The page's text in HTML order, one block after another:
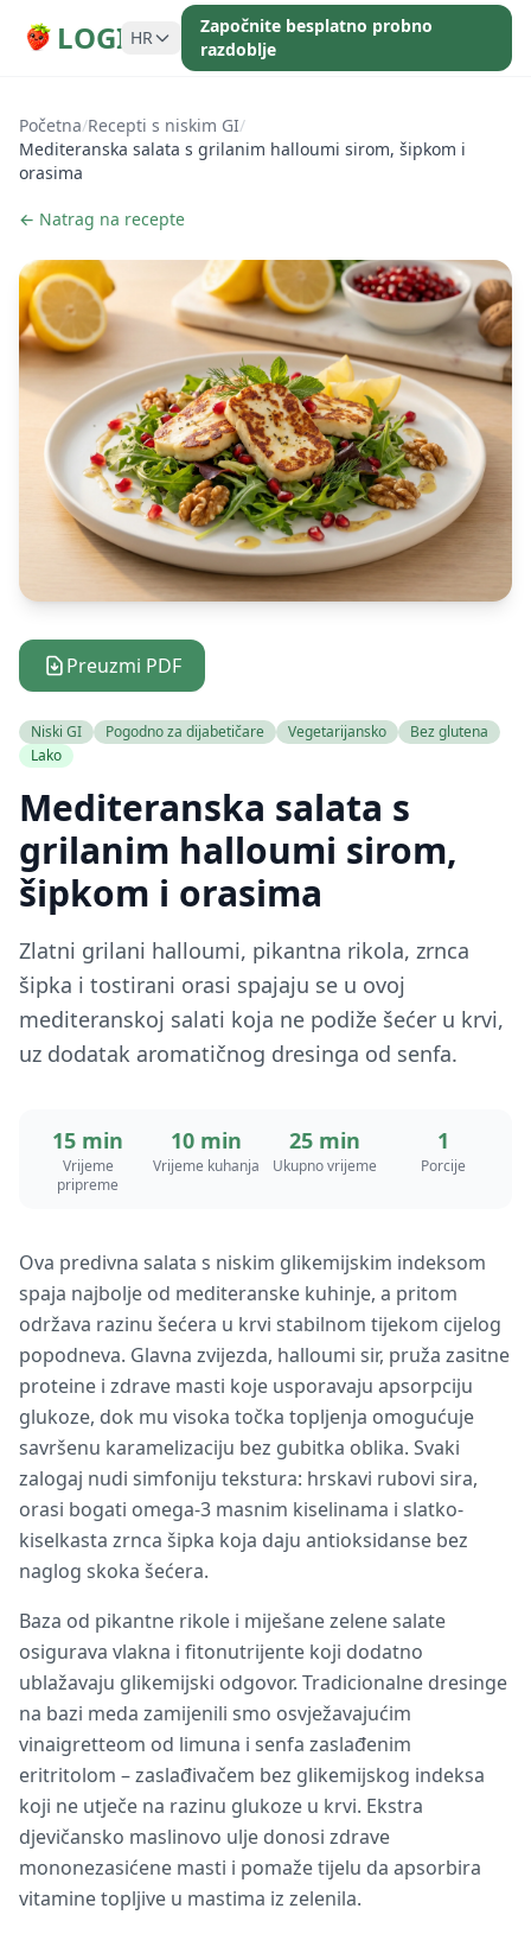
LOGI HR
Započnite besplatno probno
razdoblje
Početna/Recepti s niskim GI/
Mediteranska salata s grilanim halloumi sirom, šipkom i
orasima
← Natrag na recepte
Preuzmi PDF
Niski GI Pogodno za dijabetičare Vegetarijansko
Bez glutena
Lako
Mediteranska salata s
grilanim halloumi sirom,
šipkom i orasima
Zlatni grilani halloumi, pikantna rikola, zrnca
šipka i tostirani orasi spajaju se u ovoj
mediteranskoj salati koja ne podiže šećer u krvi,
uz dodatak aromatičnog dresinga od senfa.
15 min
Vrijeme
pripreme
10 min
Vrijeme kuhanja
25 min
Ukupno vrijeme
1
Porcije
Ova predivna salata s niskim glikemijskim indeksom
spaja najbolje od mediteranske kuhinje, a pritom
održava razinu šećera u krvi stabilnom tijekom cijelog
popodneva. Glavna zvijezda, halloumi sir, pruža zasitne
proteine i zdrave masti koje usporavaju apsorpciju
glukoze, dok mu visoka točka topljenja omogućuje
savršenu karamelizaciju bez gubitka oblika. Svaki
zalogaj nudi simfoniju tekstura: hrskavi rubovi sira,
orasi bogati omega-3 masnim kiselinama i slatko-
kiselkasta zrnca šipka koja daju antioksidanse bez
naglog skoka šećera.
Baza od pikantne rikole i miješane zelene salate
osigurava vlakna i fitonutrijente koji dodatno
ublažavaju glikemijski odgovor. Tradicionalne dresinge
na bazi meda zamijenili smo osvježavajućim
vinaigretteom od limuna i senfa zaslađenim
eritritolom – zaslađivačem bez glikemijskog indeksa
koji ne utječe na razinu glukoze u krvi. Ekstra
djevičansko maslinovo ulje donosi zdrave
mononezasićene masti i pomaže tijelu da apsorbira
vitamine topljive u mastima iz zelenila.